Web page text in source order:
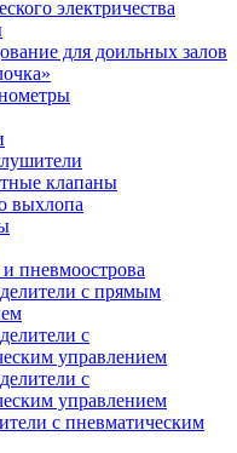
электричества
для доильных залов
клапаны
выхлопа
пневмоострова
с прямым
с
управлением
с
управлением
с пневматическим